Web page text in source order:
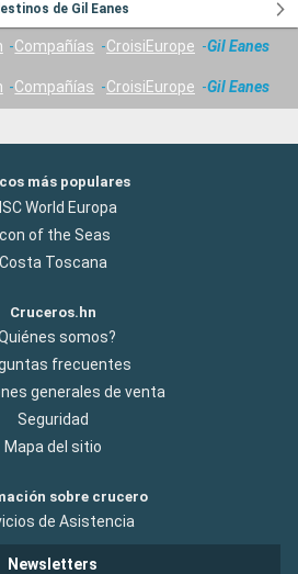
de Gil Eanes
Compañías CroisiEurope Gil Eanes
Compañías CroisiEurope Gil Eanes
más populares
World Europa
of the Seas
Costa Toscana
Cruceros.hn
somos?
frecuentes
generales de venta
Seguridad
Mapa del sitio
sobre crucero
de Asistencia
Newsletters